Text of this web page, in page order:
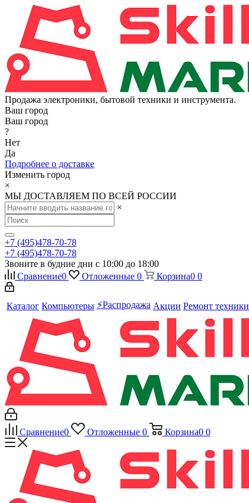
Продажа электроники, бытовой техники и инструмента.
Ваш город
Ваш город
?
Нет
Да
Подробнее о доставке
Изменить город
×
МЫ ДОСТАВЛЯЕМ ПО ВСЕЙ РОССИИ
×
+7 (495)478-70-78
+7 (495)478-70-78
Звоните в будние дни с 10:00 до 18:00
Сравнение0 Отложенные 0 Корзина0 0
Каталог Компьютеры ⚡️Распродажа Акции Ремонт техники
Сравнение0 Отложенные 0 Корзина0 0